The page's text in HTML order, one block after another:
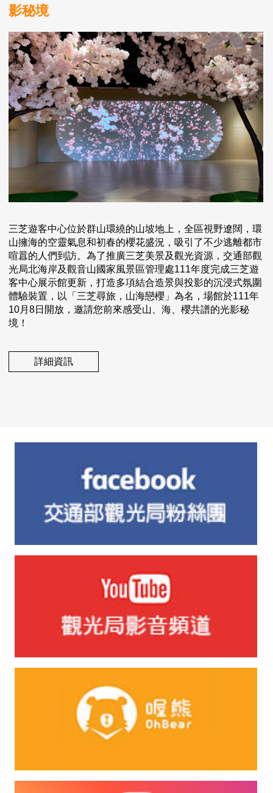
影秘境
三芝遊客中心位於群山環繞的山坡地上，全區視野遼闊，環
山擁海的空靈氣息和初春的櫻花盛況，吸引了不少逃離都市
喧囂的人們到訪。為了推廣三芝美景及觀光資源，交通部觀
光局北海岸及觀音山國家風景區管理處111年度完成三芝遊
客中心展示館更新，打造多項結合造景與投影的沉浸式氛圍
體驗裝置，以「三芝尋旅，山海戀櫻」為名，場館於111年
10月8日開放，邀請您前來感受山、海、櫻共譜的光影秘
境！
詳細資訊